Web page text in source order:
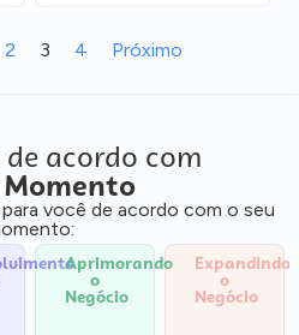
2 3 4 Próximo
acordo com
você de acordo com o seu
Aprimorando
o
Negócio
Expandindo
o
Negócio